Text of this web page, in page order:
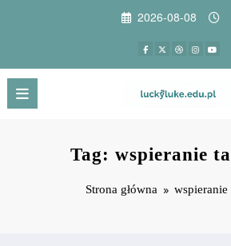
2026-08-08
Tag: wspieranie
Strona główna wspieranie